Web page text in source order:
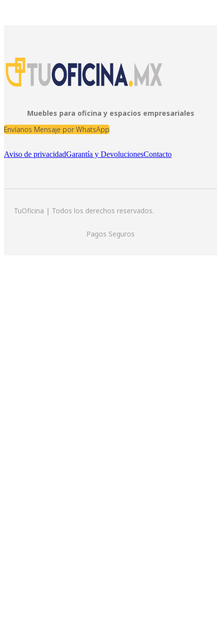
Muebles para oficina y espacios empresariales
Envíanos Mensaje por WhatsApp
Aviso de privacidadGarantía y DevolucionesContacto
TuOficina | Todos los derechos reservados.
Pagos Seguros